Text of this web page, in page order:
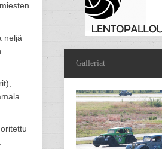
neljä
Galleriat